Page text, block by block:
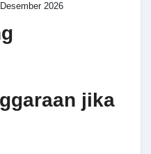
2026
jika